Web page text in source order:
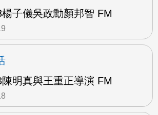
楊子儀吳政勳顏邦智 FM
陳明真與王重正導演 FM